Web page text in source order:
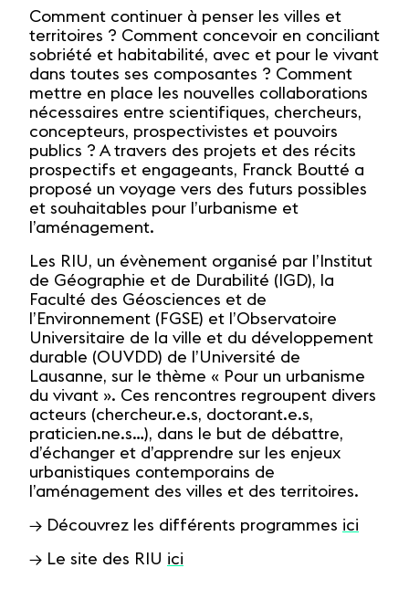
Comment continuer à penser les villes et
territoires ? Comment concevoir en conciliant
sobriété et habitabilité, avec et pour le vivant
dans toutes ses composantes ? Comment
mettre en place les nouvelles collaborations
nécessaires entre scientifiques, chercheurs,
concepteurs, prospectivistes et pouvoirs
publics ? A travers des projets et des récits
prospectifs et engageants, Franck Boutté a
proposé un voyage vers des futurs possibles
et souhaitables pour l’urbanisme et
l’aménagement.
Les RIU, un évènement organisé par l’Institut
de Géographie et de Durabilité (IGD), la
Faculté des Géosciences et de
l’Environnement (FGSE) et l’Observatoire
Universitaire de la ville et du développement
durable (OUVDD) de l’Université de
Lausanne, sur le thème « Pour un urbanisme
du vivant ». Ces rencontres regroupent divers
acteurs (chercheur.e.s, doctorant.e.s,
praticien.ne.s…), dans le but de débattre,
d’échanger et d’apprendre sur les enjeux
urbanistiques contemporains de
l’aménagement des villes et des territoires.
→ Découvrez les différents programmes ici
→ Le site des RIU ici